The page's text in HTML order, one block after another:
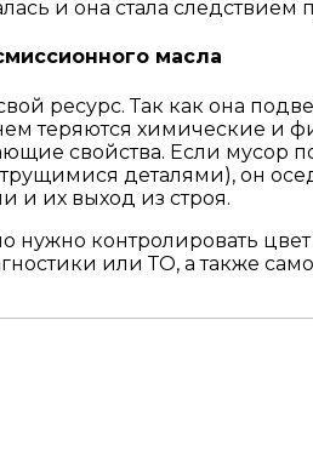
и она стала
масла
ресурс. Так как она
теряются химические и
свойства. Если мусор
деталями), он
и их выход из строя.
нужно контролировать
или ТО, а также